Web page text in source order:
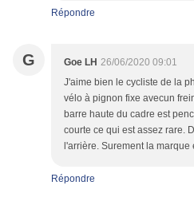
Répondre
G Goe LH 26/06/2020 09:01
J'aime bien le cycliste de la
vélo à pignon fixe avecun
barre haute du cadre est
courte ce qui est assez rare.
l'arrière. Surement la marque
Répondre